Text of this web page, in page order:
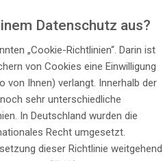
Datenschutz aus?
„Cookie-Richtlinien“. Darin ist
von Cookies eine Einwilligung
von Ihnen) verlangt. Innerhalb der
sehr unterschiedliche
In Deutschland wurden die
Recht umgesetzt.
dieser Richtlinie weitgehend